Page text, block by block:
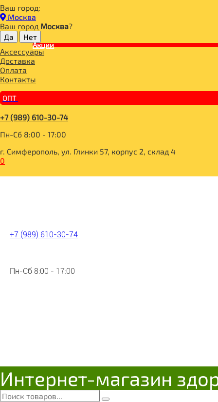
Ваш город:
Москва
Ваш город Москва?
Акции
Аксессуары
Доставка
Оплата
Контакты
ОПТ
+7 (989) 610-30-74
Пн-Сб 8:00 - 17:00
г. Симферополь, ул. Глинки 57, корпус 2, склад 4
0
+7 (989) 610-30-74
Пн-Сб 8:00 - 17:00
Интернет-магазин
Сравнить
Список товаров для сравнения пуст.
г. Симферополь, ул. Глинки 57, корпус 2, склад 4
+7 (989) 610-30-74
sale@65fit.ru
Блог
Контакты
Магазины
Сертификаты
Сахар и сахарозаменители
Сладости и снеки
Аргенин
Спортивный инвентарь
Сумки
Таблетницы